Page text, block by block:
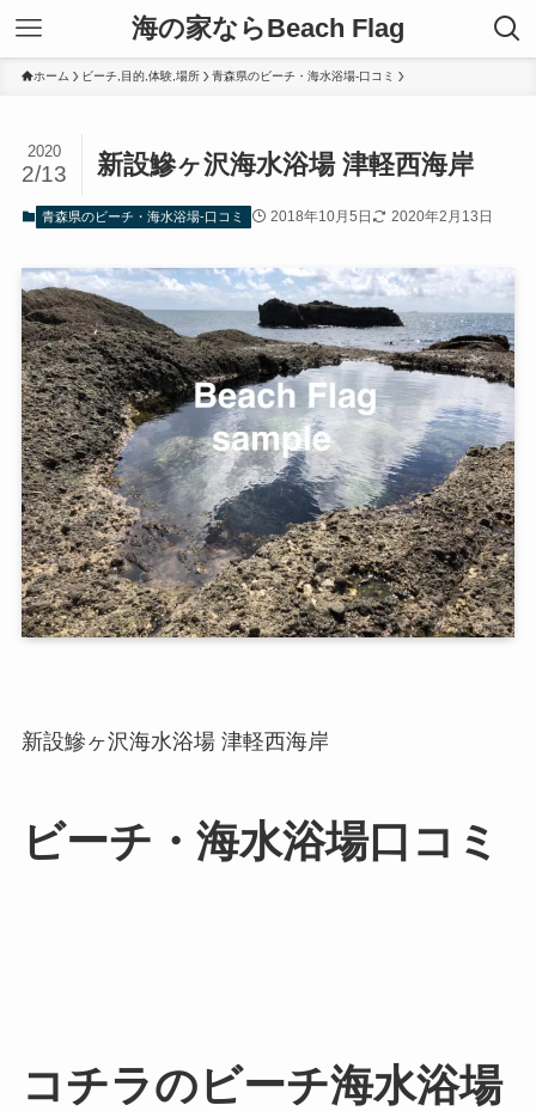
海の家ならBeach Flag
ホーム ビーチ,目的,体験,場所 青森県のビーチ・海水浴場-口コミ
新設鰺ヶ沢海水浴場 津軽西海岸
2020
2/13
青森県のビーチ・海水浴場-口コミ 2018年10月5日 2020年2月13日
新設鰺ヶ沢海水浴場 津軽西海岸
ビーチ・海水浴場口コミ
コチラのビーチ海水浴場